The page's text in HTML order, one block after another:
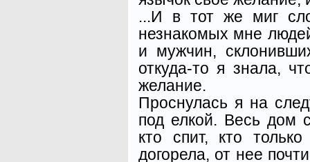
...И в тот же миг
незнакомых мне
и мужчин,
откуда-то я знала,
желание.
Проснулась я на
под елкой. Весь дом
кто спит, кто
догорела, от нее